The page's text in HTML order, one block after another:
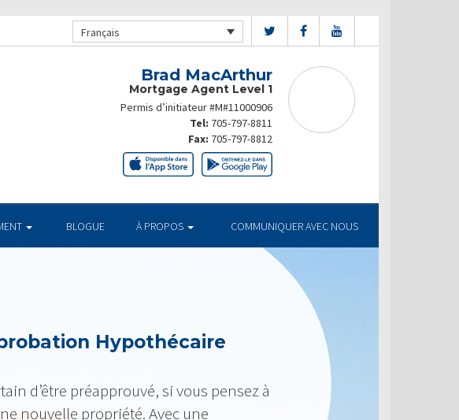
Français
Brad MacArthur
Mortgage Agent Level 1
Permis d’initiateur #M#11000906
Tel: 705-797-8811
Fax: 705-797-8812
BLOGUE À PROPOS COMMUNIQUER AVEC NOUS
Hypothécaire
d’être préapprouvé, si vous pensez à
nouvelle propriété. Avec une